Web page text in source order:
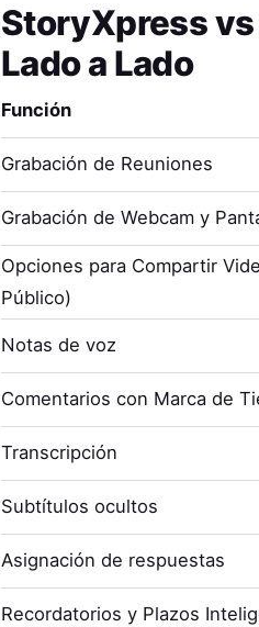
StoryXpressvs
Lado a Lado
Función
Grabación de Reuniones
Grabación de Webcam y
Opciones para Compartir
Público)
Notas de voz
Comentarios con Marca de
Transcripción
Subtítulos ocultos
Asignación de respuestas
Recordatorios y Plazos